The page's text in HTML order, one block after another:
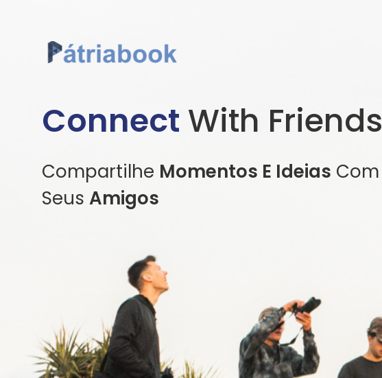
Connect With Friends
Compartilhe Momentos E Ideias Com
Seus Amigos